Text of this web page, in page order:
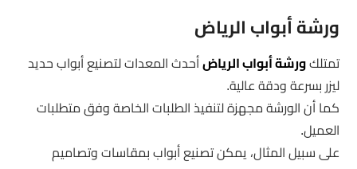
ورشة أبواب الرياض
تمتلكورشة أبواب الرياضأحدث المعدات لتصنيع أبواب حديد
ليزر بسرعة ودقة عالية.
كما أن الورشة مجهزة لتنفيذ الطلبات الخاصة وفق متطلبات
العميل.
على سبيل المثال، يمكن تصنيع أبواب بمقاسات وتصاميم